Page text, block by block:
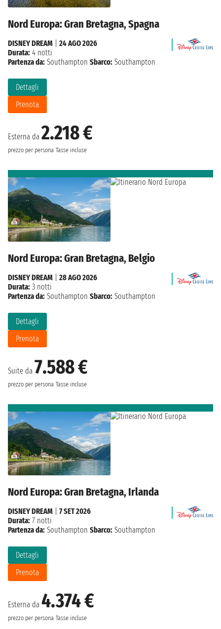
Nord Europa: Gran Bretagna, Spagna
Esterna da 2.218 €
prezzo per persona Tasse incluse
Dettagli
Prenota
DISNEY DREAM
24 AGO 2026
Durata: 4 notti
Partenza da: Southampton Sbarco: Southampton
Nord Europa: Gran Bretagna, Belgio
Suite da 7.588 €
prezzo per persona Tasse incluse
Dettagli
Prenota
DISNEY DREAM
28 AGO 2026
Durata: 3 notti
Partenza da: Southampton Sbarco: Southampton
Nord Europa: Gran Bretagna, Irlanda
Esterna da 4.374 €
prezzo per persona Tasse incluse
Dettagli
Prenota
DISNEY DREAM
7 SET 2026
Durata: 7 notti
Partenza da: Southampton Sbarco: Southampton